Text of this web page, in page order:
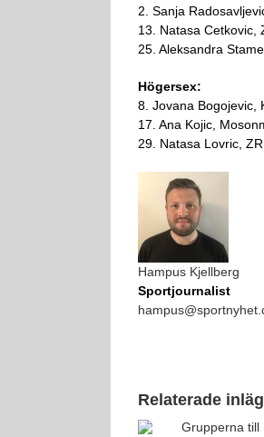
2. Sanja
13. Natasa Cetkovic,
25. Aleksandra
Högersex:
8. Jovana Bogojevic,
17. Ana Kojic,
29. Natasa Lovric,
Hampus Kjellberg
Sportjournalist
Relaterade